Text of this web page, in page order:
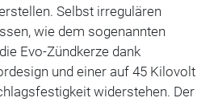
Selbst irregulären
wie dem sogenannten
Evo-Zündkerze dank
und einer auf 45 Kilovolt
widerstehen. Der